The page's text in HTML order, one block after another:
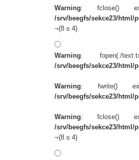
Warning: fclose()
/srv/beegfs/sekce23/html/
¬(8 ≤ 4)
Warning: fopen(./
/srv/beegfs/sekce23/html/
Warning: fwrite()
/srv/beegfs/sekce23/html/
Warning: fclose()
/srv/beegfs/sekce23/html/
¬(8 ≤ 4)